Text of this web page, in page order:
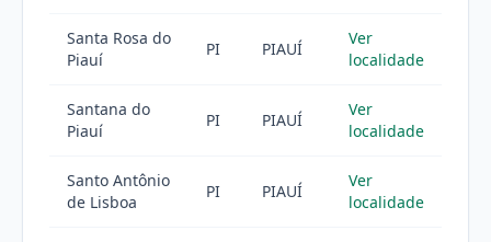
Santa Rosa do
Piauí
PI PIAUÍ
Ver
localidade
Santana do
Piauí
PI PIAUÍ
Ver
localidade
Santo Antônio
de Lisboa
PI PIAUÍ
Ver
localidade